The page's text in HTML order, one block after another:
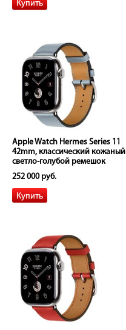
Apple Watch Hermes Series 11
42mm, классический кожаный
светло-голубой ремешок
252 000 руб.